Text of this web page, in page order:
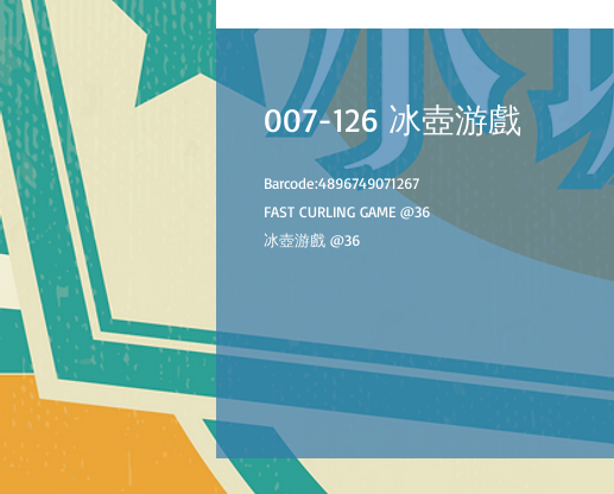
007-126 冰壺游戲
Barcode:4896749071267
FAST CURLING GAME @36
冰壺游戲 @36